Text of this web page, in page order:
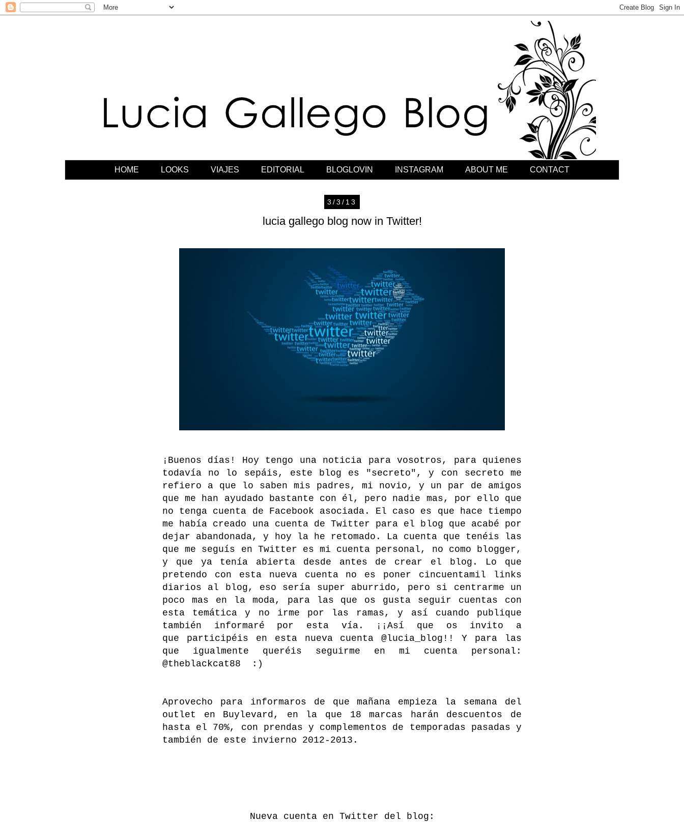
HOME LOOKS VIAJES EDITORIAL BLOGLOVIN INSTAGRAM ABOUT ME CONTACT
3/3/13
lucia gallego blog now in Twitter!
¡Buenos días! Hoy tengo una noticia para vosotros, para quienes
todavía no lo sepáis, este blog es "secreto", y con secreto me
refiero a que lo saben mis padres, mi novio, y un par de amigos
que me han ayudado bastante con él, pero nadie mas, por ello que
no tenga cuenta de Facebook asociada. El caso es que hace tiempo
me había creado una cuenta de Twitter para el blog que acabé por
dejar abandonada, y hoy la he retomado. La cuenta que tenéis las
que me seguís en Twitter es mi cuenta personal, no como blogger,
y que ya tenía abierta desde antes de crear el blog. Lo que
pretendo con esta nueva cuenta no es poner cincuentamil links
diarios al blog, eso sería super aburrido, pero si centrarme un
poco mas en la moda, para las que os gusta seguir cuentas con
esta temática y no irme por las ramas, y así cuando publique
también informaré por esta vía. ¡¡Así que os invito a
que participéis en esta nueva cuenta @lucia_blog!! Y para las
que igualmente queréis seguirme en mi cuenta personal:
@theblackcat88 :)
Aprovecho para informaros de que mañana empieza la semana del
outlet en Buylevard, en la que 18 marcas harán descuentos de
hasta el 70%, con prendas y complementos de temporadas pasadas y
también de este invierno 2012-2013.
Nueva cuenta en Twitter del blog: